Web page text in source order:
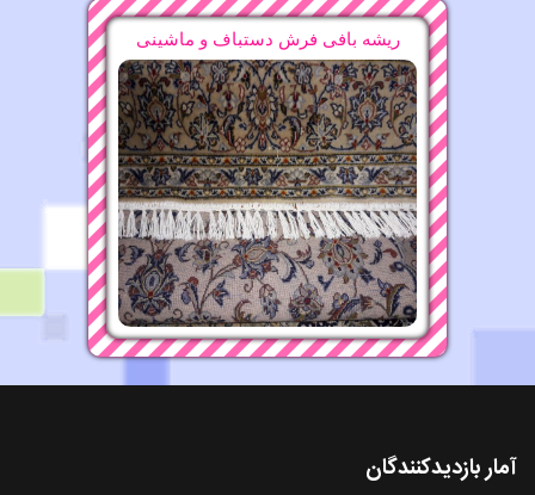
ریشه بافی فرش دستباف و ماشینی
آمار بازدیدکنندگان